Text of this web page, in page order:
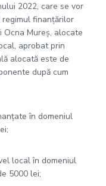
2022, care se vor
finanțărilor
Mureș, alocate
aprobat prin
alocată este de
după cum
în domeniul
local în domeniul
5000 lei;